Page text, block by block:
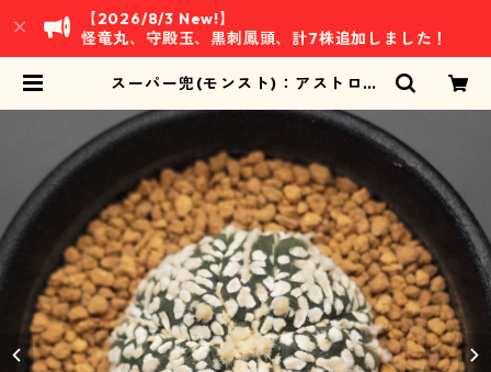
【2026/8/3 New!】
怪竜丸、守殿玉、黒刺鳳頭、計7株追加しました！
スーパー兜(モンスト)：アストロフ